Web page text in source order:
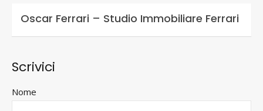
Oscar Ferrari – Studio Immobiliare Ferrari
Scrivici
Nome